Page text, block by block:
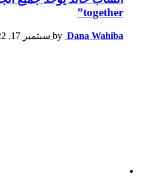
together”
by Dana Wahiba سبتمبر 17, 2022, 8:57 م